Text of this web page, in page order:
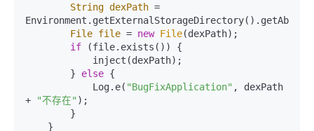
String dexPath =
File file = new File(dexPath);
if (file.exists()) {
        }
else {
            Log.e(
"BugFixApplication" , dexPath
+
"不存在" );